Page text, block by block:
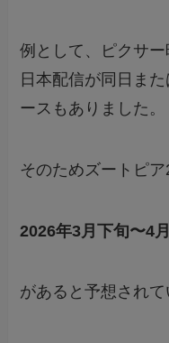
例として、ピクサ
日本配信が同日ま
ースもありました。
そのためズートピア
2026年3月下旬〜4
があると予想されて